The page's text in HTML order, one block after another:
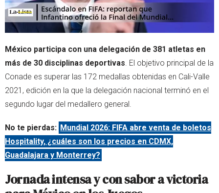
México participa con una delegación de 381 atletas en
más de 30 disciplinas deportivas. El objetivo principal de la
Conade es superar las 172 medallas obtenidas en Cali-Valle
2021, edición en la que la delegación nacional terminó en el
segundo lugar del medallero general.
No te pierdas: Mundial 2026: FIFA abre venta de boletos
Hospitality, ¿cuáles son los precios en CDMX,
Guadalajara y Monterrey?
Jornada intensa y con sabor a victoria